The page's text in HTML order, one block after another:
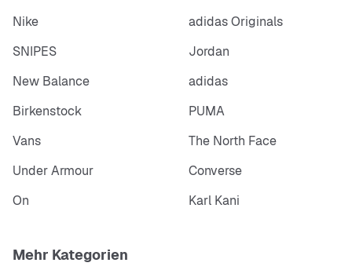
Nike
adidas Originals
SNIPES
Jordan
New Balance
adidas
Birkenstock
PUMA
Vans
The North Face
Under Armour
Converse
On
Karl Kani
Mehr Kategorien